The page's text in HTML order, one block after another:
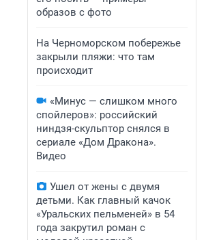
образов с фото
На Черноморском побережье
закрыли пляжи: что там
происходит
«Минус — слишком много
спойлеров»: российский
ниндзя-скульптор снялся в
сериале «Дом Дракона».
Видео
Ушел от жены с двумя
детьми. Как главный качок
«Уральских пельменей» в 54
года закрутил роман с